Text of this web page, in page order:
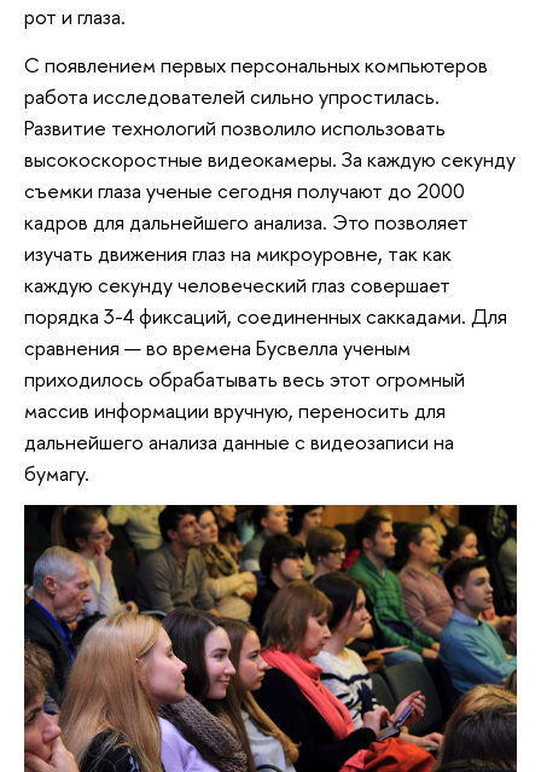
рот и глаза.
С появлением первых персональных компьютеров
работа исследователей сильно упростилась.
Развитие технологий позволило использовать
высокоскоростные видеокамеры. За каждую секунду
съемки глаза ученые сегодня получают до 2000
кадров для дальнейшего анализа. Это позволяет
изучать движения глаз на микроуровне, так как
каждую секунду человеческий глаз совершает
порядка 3-4 фиксаций, соединенных саккадами. Для
сравнения — во времена Бусвелла ученым
приходилось обрабатывать весь этот огромный
массив информации вручную, переносить для
дальнейшего анализа данные с видеозаписи на
бумагу.